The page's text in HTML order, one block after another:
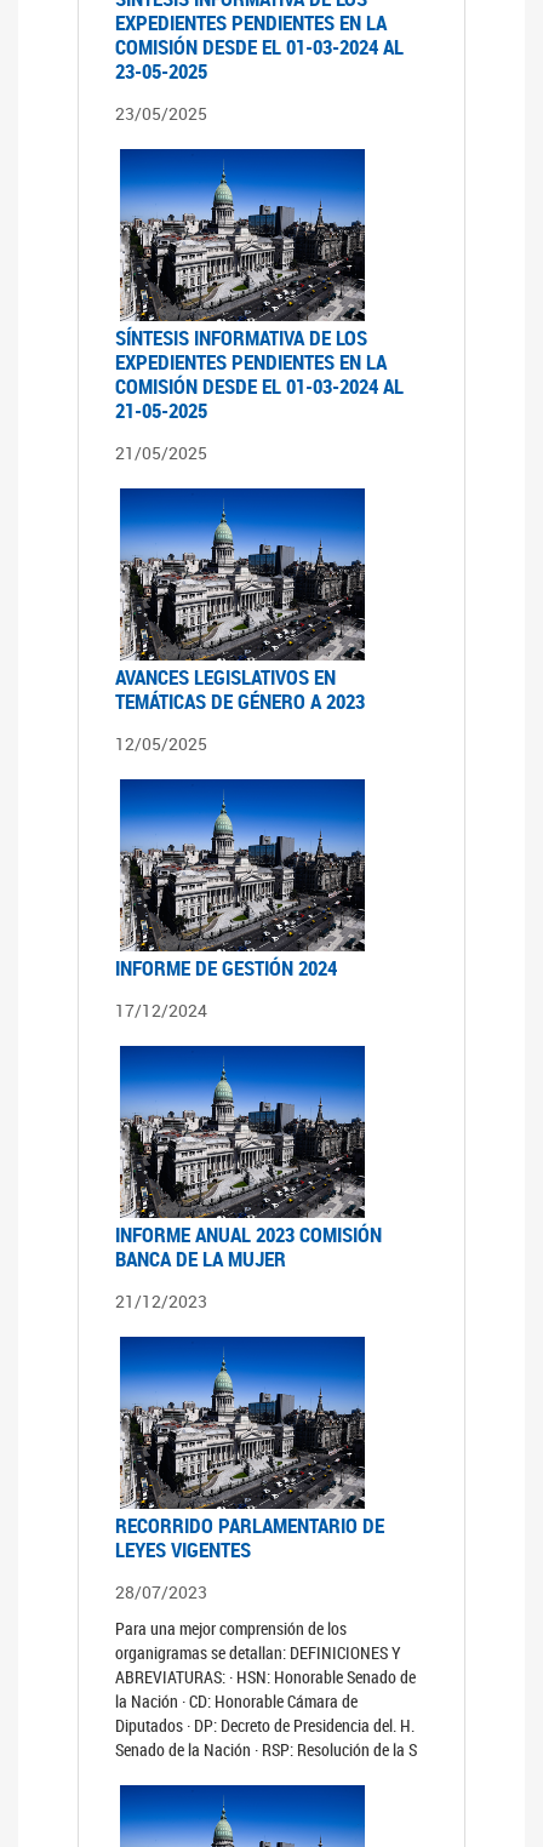
EXPEDIENTES PENDIENTES EN LA
COMISIÓN DESDE EL 01-03-2024 AL
23-05-2025
23/05/2025
SÍNTESIS INFORMATIVA DE LOS
EXPEDIENTES PENDIENTES EN LA
COMISIÓN DESDE EL 01-03-2024 AL
21-05-2025
21/05/2025
AVANCES LEGISLATIVOS EN
TEMÁTICAS DE GÉNERO A 2023
12/05/2025
INFORME DE GESTIÓN 2024
17/12/2024
INFORME ANUAL 2023 COMISIÓN
BANCA DE LA MUJER
21/12/2023
RECORRIDO PARLAMENTARIO DE
LEYES VIGENTES
28/07/2023
Para una mejor comprensión de los
organigramas se detallan: DEFINICIONES Y
ABREVIATURAS: · HSN: Honorable Senado de
la Nación · CD: Honorable Cámara de
Diputados · DP: Decreto de Presidencia del. H.
Senado de la Nación · RSP: Resolución de la S